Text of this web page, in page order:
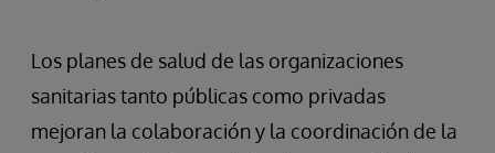
Los planes de salud de las organizaciones
sanitarias tanto públicas como privadas
mejoran la colaboración y la coordinación de la